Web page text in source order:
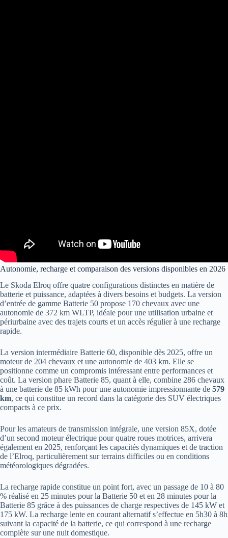
Autonomie, recharge et comparaison des versions disponibles en 2026
Le Skoda Elroq offre quatre configurations distinctes en matière de
batterie et puissance, adaptées à divers besoins et budgets. La version
d’entrée de gamme Batterie 50 propose 170 chevaux avec une
autonomie de 372 km WLTP, idéale pour une utilisation urbaine et
périurbaine avec des trajets courts et un accès régulier à une recharge
rapide.
La version intermédiaire Batterie 60, disponible dès 2025, offre un
moteur de 204 chevaux et une autonomie de 403 km. Elle se
positionne comme un compromis intéressant entre performances et
coût. La version phare Batterie 85, quant à elle, combine 286 chevaux
à une batterie de 85 kWh pour une autonomie impressionnante de 579
km, ce qui constitue un record dans la catégorie des SUV électriques
compacts à ce prix.
Pour les amateurs de transmission intégrale, une version 85X, dotée
d’un second moteur électrique pour quatre roues motrices, arrivera
également en 2025, renforçant les capacités dynamiques et de traction
de l’Elroq, particulièrement sur terrains difficiles ou en conditions
météorologiques dégradées.
La recharge rapide constitue un point fort, avec un passage de 10 à 80
% réalisé en 25 minutes pour la Batterie 50 et en 28 minutes pour la
Batterie 85 grâce à des puissances de charge respectives de 145 kW et
175 kW. La recharge lente en courant alternatif s’effectue en 5h30 à 8h
suivant la capacité de la batterie, ce qui correspond à une recharge
complète sur une nuit domestique.